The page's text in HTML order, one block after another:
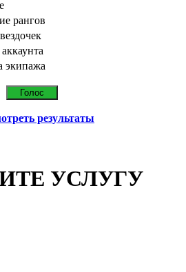
рангов
экипажа
результаты
УСЛУГУ